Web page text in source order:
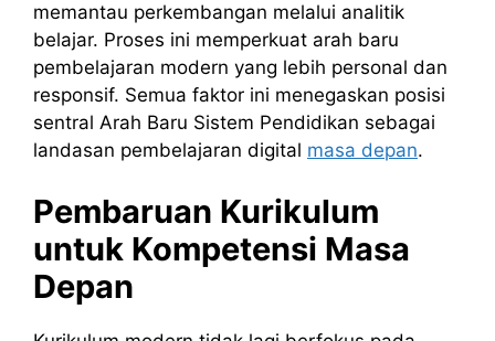
memantau perkembangan melalui analitik
belajar. Proses ini memperkuat arah baru
pembelajaran modern yang lebih personal dan
responsif. Semua faktor ini menegaskan posisi
sentral Arah Baru Sistem Pendidikan sebagai
landasan pembelajaran digital masa depan.
Pembaruan Kurikulum
untuk Kompetensi Masa
Depan